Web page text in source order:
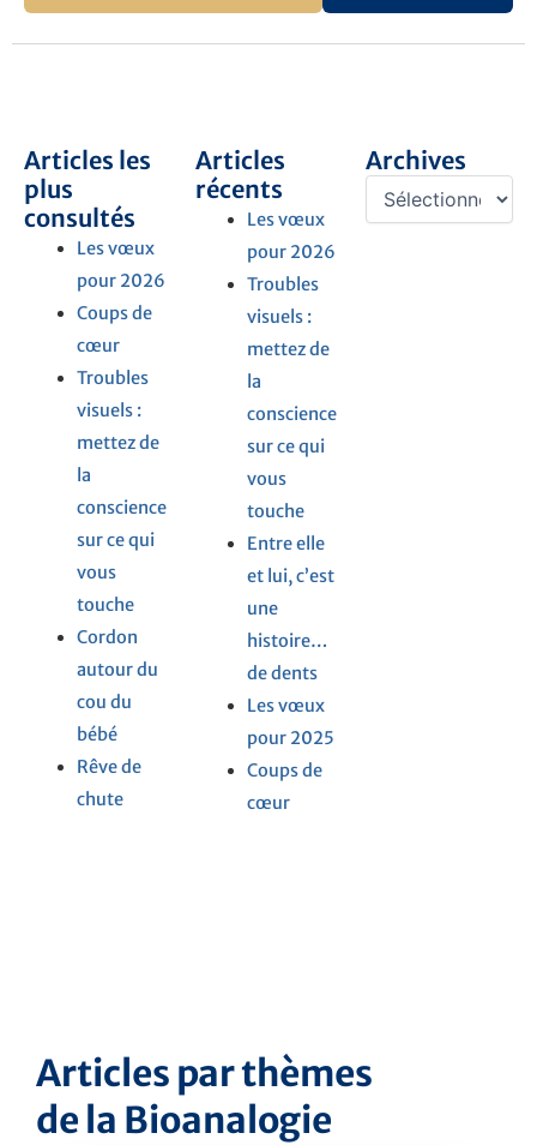
Articles les
plus
consultés
Les vœux
pour 2026
Coups de
cœur
Troubles
visuels :
mettez de
la
conscience
sur ce qui
vous
touche
Cordon
autour du
cou du
bébé
Rêve de
chute
Archives
Archives
Articles
récents
Les vœux
pour 2026
Troubles
visuels :
mettez de
la
conscience
sur ce qui
vous
touche
Entre elle
et lui, c’est
une
histoire…
de dents
Les vœux
pour 2025
Coups de
cœur
Articles par thèmes
de la Bioanalogie